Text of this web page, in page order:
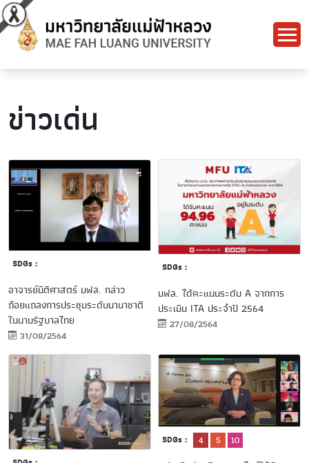
ข่าวเด่น
SDGs :
อาจารย์นิติศาสตร์ มฟล. กล่าว
ถ้อยแถลงการประชุมระดับนานาชาติ
ในนามรัฐบาลไทย
31/08/2564
SDGs :
มฟล. ได้คะแนนระดับ A จากการ
ประเมิน ITA ประจำปี 2564
27/08/2564
SDGs : 4 5 10